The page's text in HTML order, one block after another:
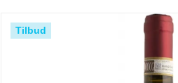
Tilbud